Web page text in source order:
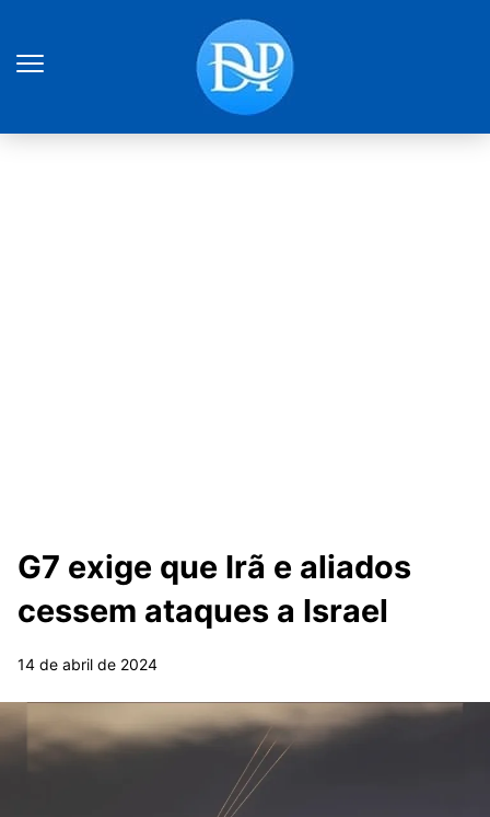
G7 exige que Irã e aliados
cessem ataques a Israel
14 de abril de 2024